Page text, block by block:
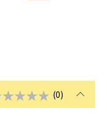
(0)